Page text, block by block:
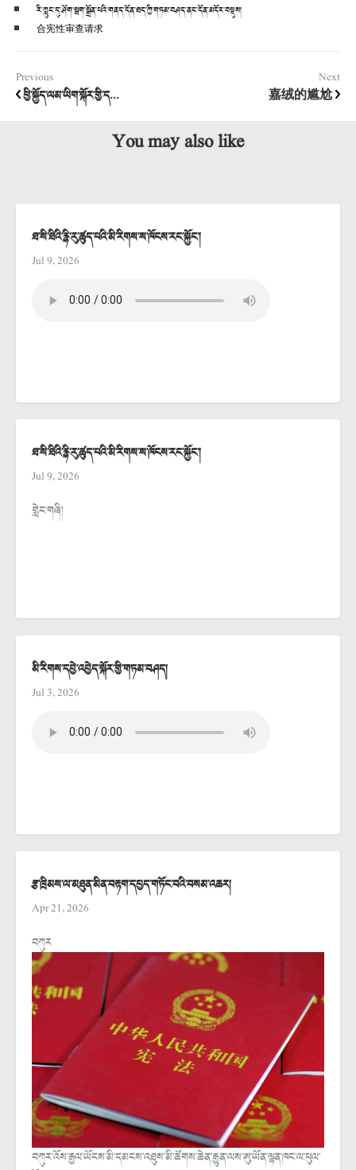
རི་ཀླུང་དུ་ཤོག་སྦག་སྒྲོན་པའི་གནད་དོན་ཐད་ཀྱི་གཏམ་བཤད་ནང་དོན་མདོར་བསྡུས།
合宪性审查请求
Previous
ཕྱི་སྐྱོད་ལམ་ཡིག་སྐོར་གྱི་ད...
Next
嘉绒的尴尬
You may also like
ཐ་སི་ཐིའི་རྙི་རུ་ཚུད་པའི་མི་རིགས་ས་ཁོངས་རང་སྐྱོང་།
Jul 9, 2026
ཐ་སི་ཐིའི་རྙི་རུ་ཚུད་པའི་མི་རིགས་ས་ཁོངས་རང་སྐྱོང་།
Jul 9, 2026
གླེང་གཞི།
མི་རིགས་དབྱེ་འབྱེད་སྐོར་གྱི་གཏམ་བཤད།
Jul 3, 2026
རྩ་ཁྲིམས་ལ་མཐུན་མིན་བརྟག་དཔྱད་གཏོང་བའི་བསམ་འཆར།
Apr 21, 2026
བཀུར
བཀུར་འོས་རྒྱལ་ཡོངས་མི་དམངས་འཐུས་མི་ཚོགས་ཆེན་རྒྱུན་ལས་ཨུ་ཡོན་ལྷན་ཁང་ལ་ཕུལ་